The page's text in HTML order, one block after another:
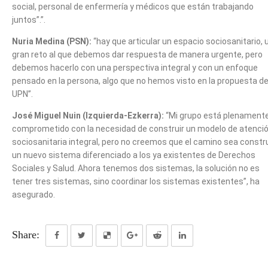
social, personal de enfermería y médicos que están trabajando
juntos”.”.
Nuria Medina (PSN): “hay que articular un espacio sociosanitario,
gran reto al que debemos dar respuesta de manera urgente, pero
debemos hacerlo con una perspectiva integral y con un enfoque
pensado en la persona, algo que no hemos visto en la propuesta de
UPN”.
José Miguel Nuin (Izquierda-Ezkerra): “Mi grupo está
comprometido con la necesidad de construir un modelo de
sociosanitaria integral, pero no creemos que el camino sea
un nuevo sistema diferenciado a los ya existentes de Derechos
Sociales y Salud. Ahora tenemos dos sistemas, la solución no es
tener tres sistemas, sino coordinar los sistemas existentes”, ha
asegurado.
Share: